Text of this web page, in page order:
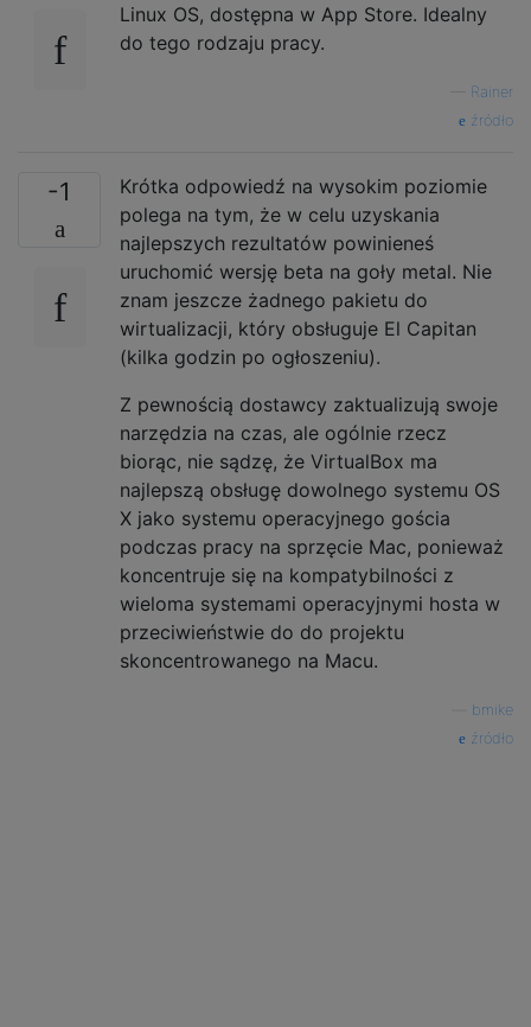
Linux OS, dostępna w App Store. Idealny
do tego rodzaju pracy.
Rainer
źródło
-1
Krótka odpowiedź na wysokim poziomie
polega na tym, że w celu uzyskania
najlepszych rezultatów powinieneś
uruchomić wersję beta na goły metal. Nie
znam jeszcze żadnego pakietu do
wirtualizacji, który obsługuje El Capitan
(kilka godzin po ogłoszeniu).
Z pewnością dostawcy zaktualizują swoje
narzędzia na czas, ale ogólnie rzecz
biorąc, nie sądzę, że VirtualBox ma
najlepszą obsługę dowolnego systemu OS
X jako systemu operacyjnego gościa
podczas pracy na sprzęcie Mac, ponieważ
koncentruje się na kompatybilności z
wieloma systemami operacyjnymi hosta w
przeciwieństwie do do projektu
skoncentrowanego na Macu.
bmike
źródło